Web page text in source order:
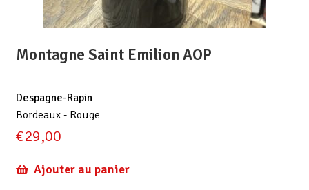
Montagne Saint Emilion AOP
Despagne-Rapin
Bordeaux - Rouge
€29,00
Ajouter au panier